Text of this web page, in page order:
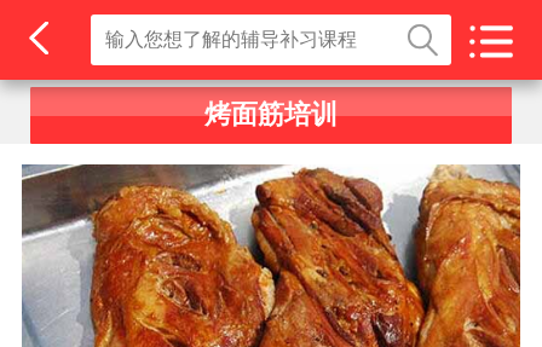
烤面筋培训